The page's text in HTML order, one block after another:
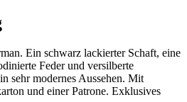
Ein schwarz lackierter Schaft, eine
Feder und versilberte
sehr modernes Aussehen. Mit
und einer Patrone. Exklusives